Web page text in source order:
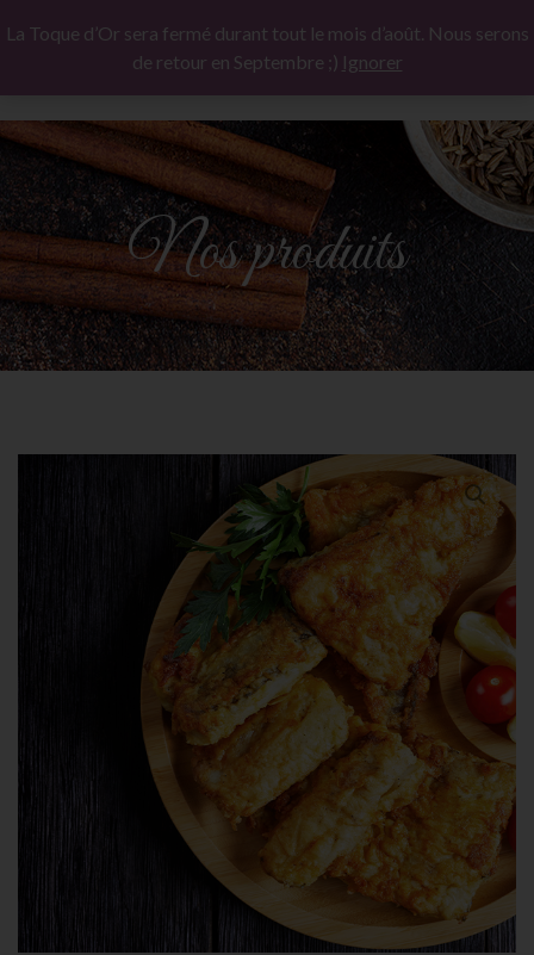
Nos produits
La Toque d’Or sera fermé durant tout le mois d’août. Nous serons
de retour en Septembre ;) Ignorer